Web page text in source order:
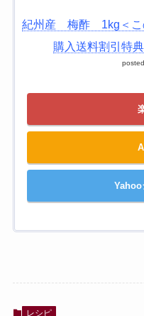
紀州産 梅酢 1kg＜こ
購入送料割引特
Yahoo
レシピ